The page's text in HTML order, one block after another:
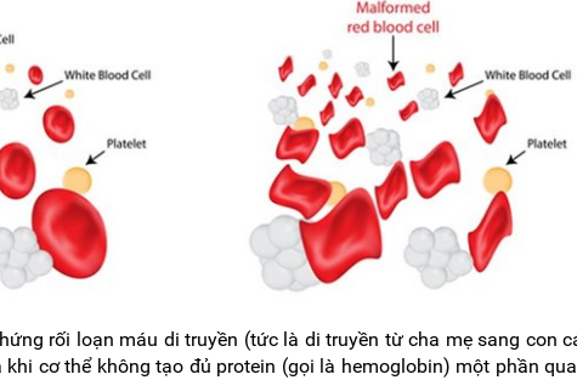
rối loạn máu di truyền (tức là di truyền từ cha mẹ sang con
khi cơ thể không tạo đủ protein (gọi là hemoglobin) một phần